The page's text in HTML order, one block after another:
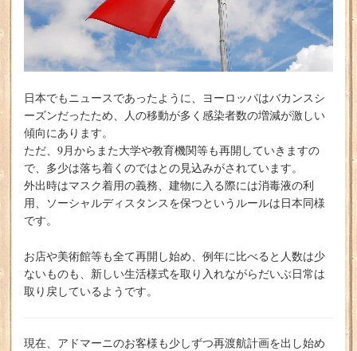
日本でもニュースであったように、ヨーロッパはバカンスシ
ーズンだったため、人の移動が多く感染者数の増減が激しい
傾向にあります。
ただ、9月からまた大学や教育機関等も再開していきますの
で、多少は落ち着くのではとの見込みがされています。
外出時はマスク着用の義務、建物に入る際には消毒液の利
用、ソーシャルディスタンスを保つというルールは日本同様
です。
お店や美術館等も全て再開し始め、例年に比べると人数は少
ないものも、新しい生活様式を取り入れながらだいぶ日常は
取り戻しているようです。
現在、アドマーニのお客様も少しずつ再渡航計画を出し始め